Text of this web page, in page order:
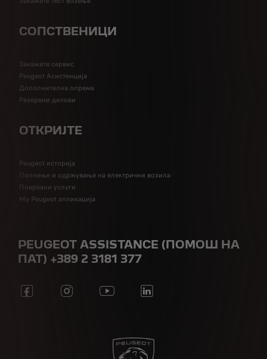
СОПСТВЕНИЦИ
Закажете сервис
Peugeot Асистенција
Дополнителна опрема
Резервни делови
ОТКРИЈТЕ
Peugeot историја
Полнење и одржување на електрични возила
Поврзани услуги
My Peugeot апликација
PEUGEOT ASSISTANCE (ПОМОШ НА
ПАТ) +389 2 3181 377